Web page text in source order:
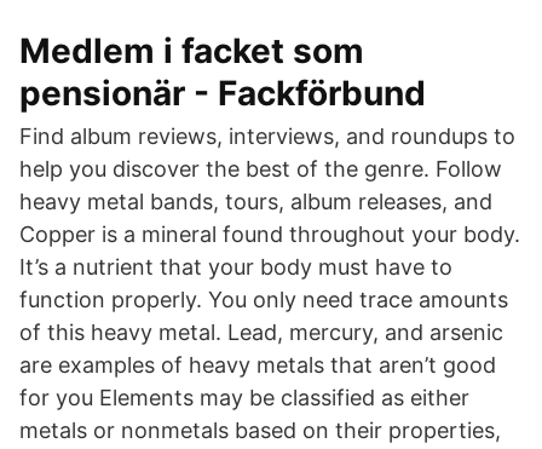
Medlem i facket som
pensionär - Fackförbund
Find album reviews, interviews, and roundups to
help you discover the best of the genre. Follow
heavy metal bands, tours, album releases, and
Copper is a mineral found throughout your body.
It’s a nutrient that your body must have to
function properly. You only need trace amounts
of this heavy metal. Lead, mercury, and arsenic
are examples of heavy metals that aren’t good
for you Elements may be classified as either
metals or nonmetals based on their properties,